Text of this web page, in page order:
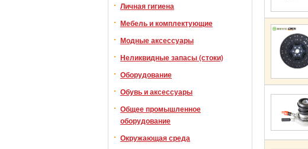
Личная гигиена
Мебель и комплектующие
Модные аксессуары
Неликвидные запасы (стоки)
Оборудование
Обувь и аксессуары
Общее промышленное
оборудование
Окружающая среда